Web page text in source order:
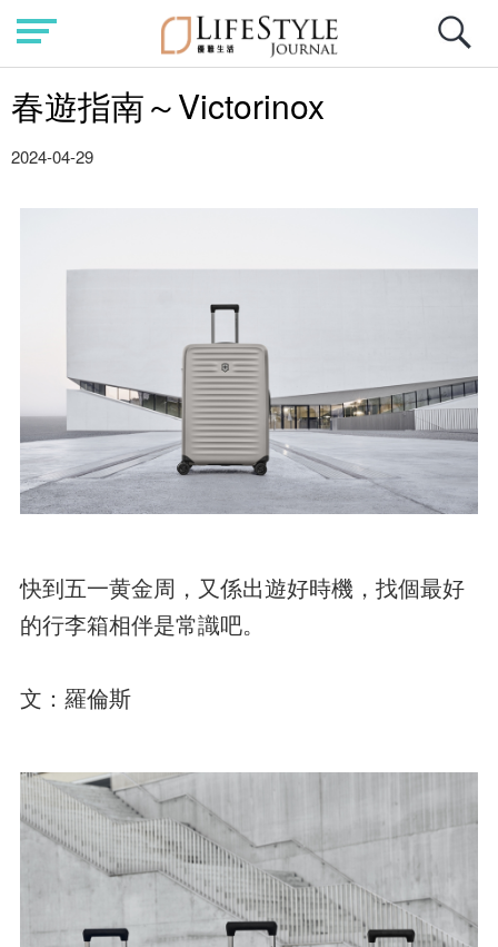
春遊指南～Victorinox
2024-04-29
快到五一黄金周，又係出遊好時機，找個最好
的行李箱相伴是常識吧。
文：羅倫斯